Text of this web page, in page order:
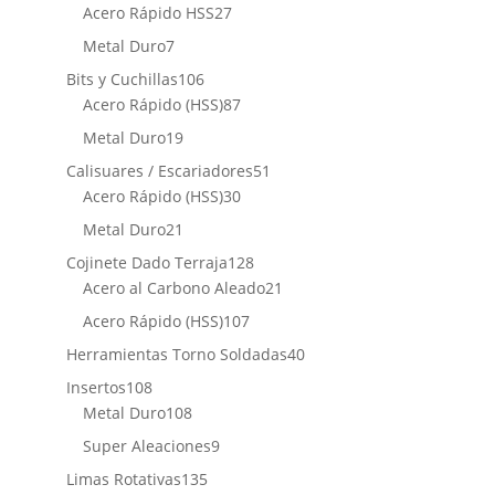
productos
Acero Rápido HSS2727
Metal Duro77
productos
Bits y Cuchillas106106
productos
Acero Rápido (HSS)8787
Metal Duro1919
productos
Calisuares / Escariadores51
Acero Rápido (HSS)3030
Metal Duro21
productos
Cojinete Dado Terraja128128
productos
Acero al Carbono Aleado21
Acero Rápido (HSS)107107
productos
Herramientas Torno Soldadas4040
Insertos108108
productos
Metal Duro108108
productos
Super Aleaciones99
Limas Rotativas135135